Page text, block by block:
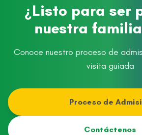
¿Listo para ser
nuestra
Conoce nuestro proceso de
visita guiada
Proceso de
Contáctenos